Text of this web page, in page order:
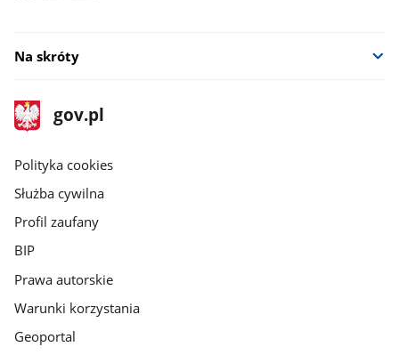
Na skróty
stopka
gov.pl
Strona
gov.pl
gov.pl
Polityka cookies
Służba cywilna
Profil zaufany
BIP
Prawa autorskie
Warunki korzystania
Geoportal